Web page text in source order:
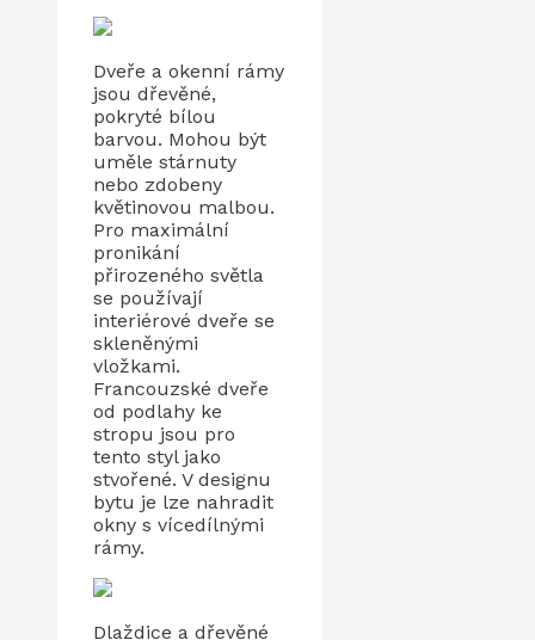
Dveře a okenní rámy
jsou dřevěné,
pokryté bílou
barvou. Mohou být
uměle stárnuty
nebo zdobeny
květinovou malbou.
Pro maximální
pronikání
přirozeného světla
se používají
interiérové ​​dveře se
skleněnými
vložkami.
Francouzské dveře
od podlahy ke
stropu jsou pro
tento styl jako
stvořené. V designu
bytu je lze nahradit
okny s vícedílnými
rámy.
Dlaždice a dřevěné